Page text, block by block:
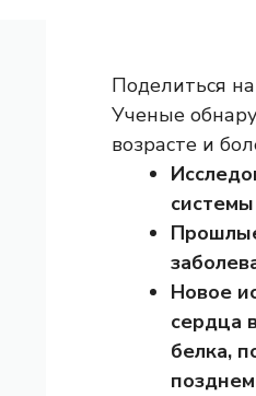
Поделиться
Ученые
возрасте и
Новое
сердца
белка,